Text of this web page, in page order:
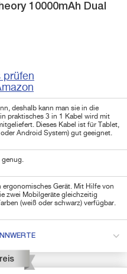
10000mAh Dual
prüfen
deshalb kann man sie in die
praktisches 3 in 1 Kabel wird mit
Dieses Kabel ist für Tablet,
Android System) gut geeignet.
genug.
ergonomisches Gerät. Mit Hilfe von
zwei Mobilgeräte gleichzeitig
(weiß oder schwarz) verfügbar.